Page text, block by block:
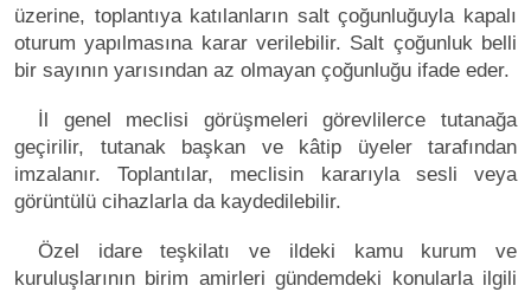
üzerine, toplantıya katılanların salt çoğunluğuyla kapalı
oturum yapılmasına karar verilebilir. Salt çoğunluk belli
bir sayının yarısından az olmayan çoğunluğu ifade eder.
İl genel meclisi görüşmeleri görevlilerce tutanağa
geçirilir, tutanak başkan ve kâtip üyeler tarafından
imzalanır. Toplantılar, meclisin kararıyla sesli veya
görüntülü cihazlarla da kaydedilebilir.
Özel idare teşkilatı ve ildeki kamu kurum ve
kuruluşlarının birim amirleri gündemdeki konularla ilgili